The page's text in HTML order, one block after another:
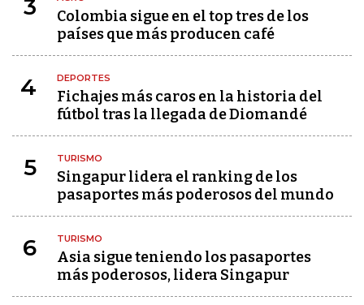
3
Colombia sigue en el top tres de los
países que más producen café
4 DEPORTES
Fichajes más caros en la historia del
fútbol tras la llegada de Diomandé
5 TURISMO
Singapur lidera el ranking de los
pasaportes más poderosos del mundo
6 TURISMO
Asia sigue teniendo los pasaportes
más poderosos, lidera Singapur